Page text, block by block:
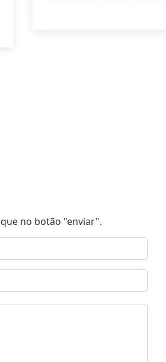
no botão "enviar".